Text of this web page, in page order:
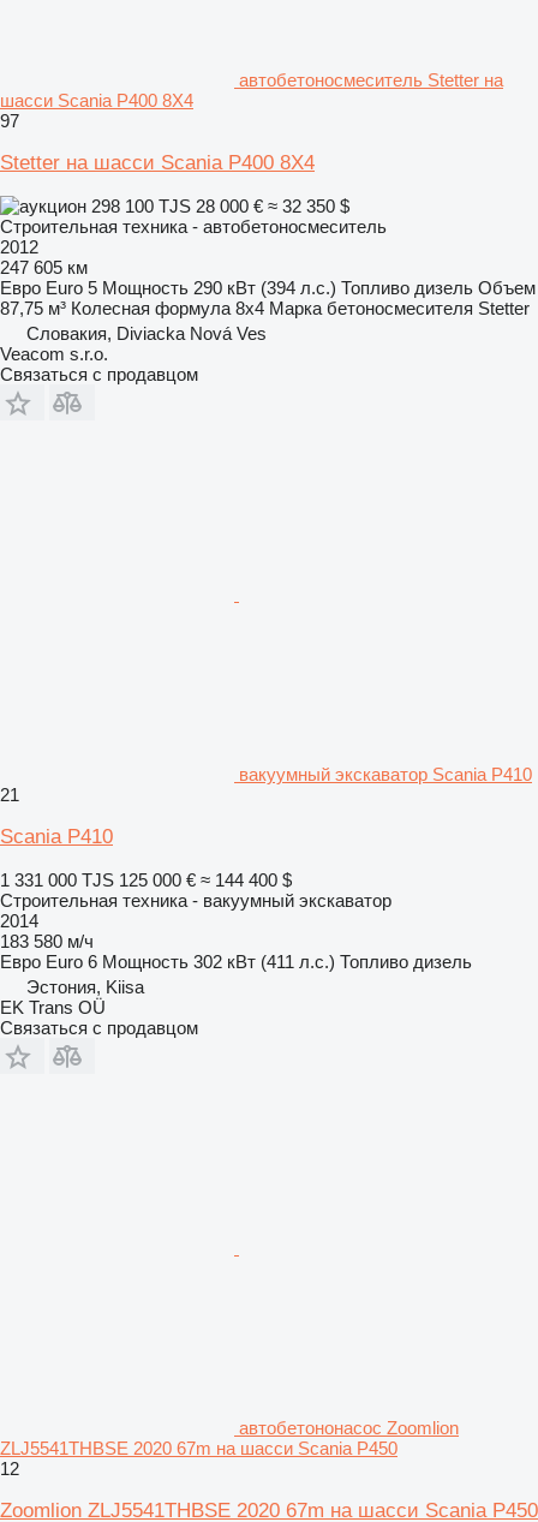
автобетоносмеситель Stetter на
шасси Scania P400 8X4
97
Stetter на шасси Scania P400 8X4
298 100 TJS 28 000 € ≈ 32 350 $
Строительная техника - автобетоносмеситель
2012
247 605 км
Евро Euro 5 Мощность 290 кВт (394 л.с.) Топливо дизель Объем
87,75 м³ Колесная формула 8x4 Марка бетоносмесителя Stetter
Словакия, Diviacka Nová Ves
Veacom s.r.o.
Связаться с продавцом
вакуумный экскаватор Scania P410
21
Scania P410
1 331 000 TJS 125 000 € ≈ 144 400 $
Строительная техника - вакуумный экскаватор
2014
183 580 м/ч
Евро Euro 6 Мощность 302 кВт (411 л.с.) Топливо дизель
Эстония, Kiisa
EK Trans OÜ
Связаться с продавцом
автобетононасос Zoomlion
ZLJ5541THBSE 2020 67m на шасси Scania P450
12
Zoomlion ZLJ5541THBSE 2020 67m на шасси Scania P450